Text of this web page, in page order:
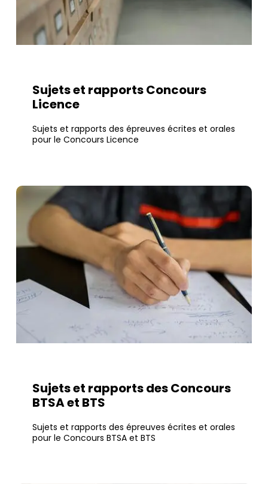
Sujets et rapports Concours
Licence
Sujets et rapports des épreuves écrites et orales
pour le Concours Licence
Sujets et rapports des Concours
BTSA et BTS
Sujets et rapports des épreuves écrites et orales
pour le Concours BTSA et BTS